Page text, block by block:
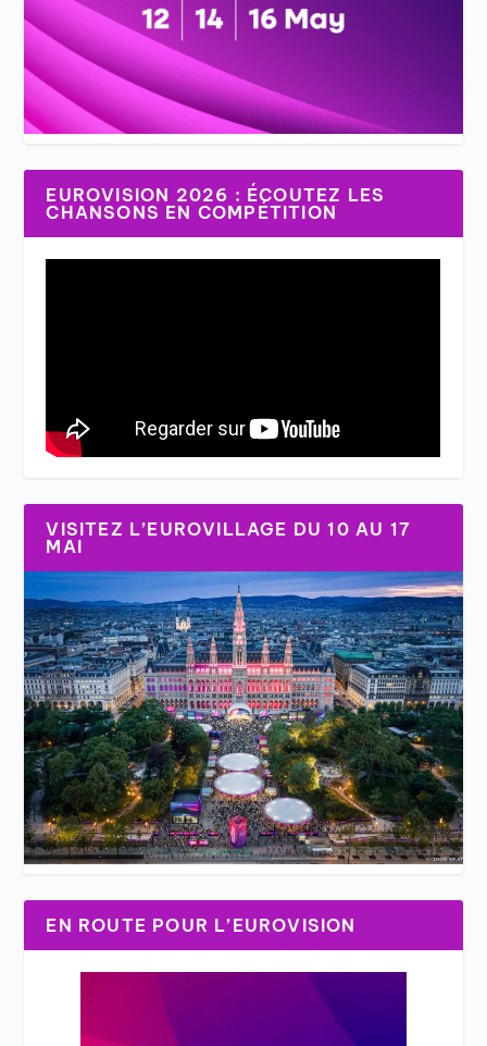
EUROVISION 2026 : ÉCOUTEZ LES
CHANSONS EN COMPÉTITION
VISITEZ L’EUROVILLAGE DU 10 AU 17
MAI
EN ROUTE POUR L’EUROVISION